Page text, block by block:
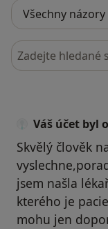
Hledejte v
Váš účet byl
Skvělý člověk
jsem našla
kterého je
mohu jen